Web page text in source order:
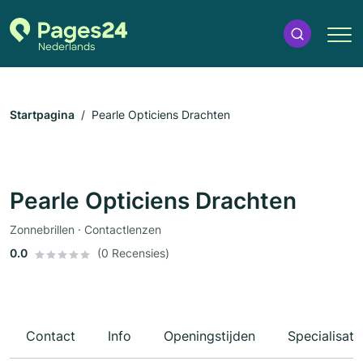
Startpagina Pearle Opticiens Drachten
Pearle Opticiens Drachten
Zonnebrillen · Contactlenzen
0.0
(0 Recensies)
Contact Info Openingstijden